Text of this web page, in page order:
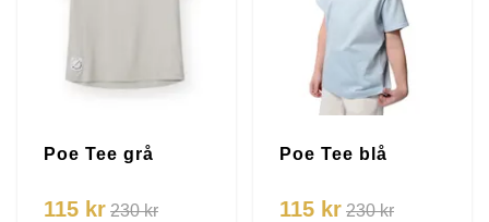
Poe Tee grå
115 kr 230 kr
Poe Tee blå
115 kr 230 kr